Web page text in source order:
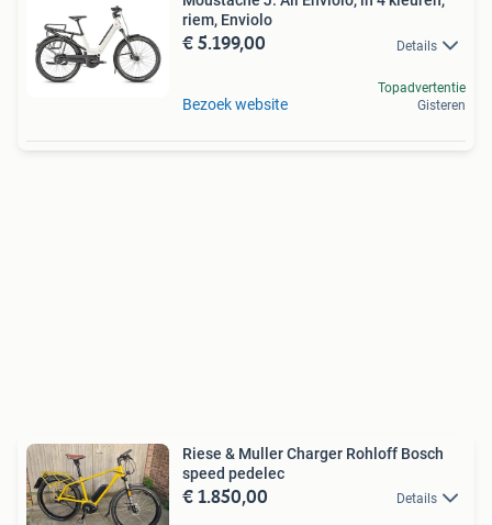
riem, Enviolo
€ 5.199,00 Details
Bezoek website
Topadvertentie
Gisteren
Riese & Muller Charger Rohloff Bosch
speed pedelec
€ 1.850,00 Details